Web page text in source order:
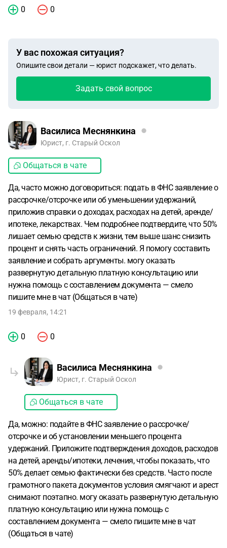
0 0
У вас похожая ситуация?
Опишите свои детали — юрист подскажет, что делать.
Задать свой вопрос
Василиса Меснянкина
Юрист, г. Старый Оскол
Общаться в чате
Да, часто можно договориться: подать в ФНС заявление о
рассрочке/отсрочке или об уменьшении удержаний,
приложив справки о доходах, расходах на детей, аренде/
ипотеке, лекарствах. Чем подробнее подтвердите, что 50%
лишает семью средств к жизни, тем выше шанс снизить
процент и снять часть ограничений. Я помогу составить
заявление и собрать аргументы. могу оказать
развернутую детальную платную консультацию или
нужна помощь с составлением документа — смело
пишите мне в чат (Общаться в чате)
19 февраля, 14:21
0 0
Василиса Меснянкина
Юрист, г. Старый Оскол
Общаться в чате
Да, можно: подайте в ФНС заявление о рассрочке/
отсрочке и об установлении меньшего процента
удержаний. Приложите подтверждения доходов, расходов
на детей, аренды/ипотеки, лечения, чтобы показать, что
50% делает семью фактически без средств. Часто после
грамотного пакета документов условия смягчают и арест
снимают поэтапно. могу оказать развернутую детальную
платную консультацию или нужна помощь с
составлением документа — смело пишите мне в чат
(Общаться в чате)